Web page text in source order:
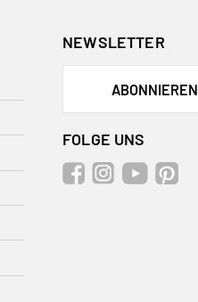
NEWSLETTER
ABONNIEREN
FOLGE UNS